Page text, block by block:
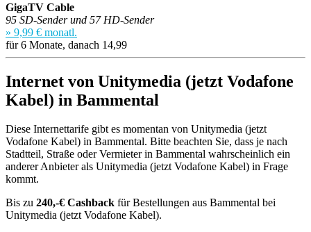
GigaTV Cable
95 SD-Sender und 57 HD-Sender
» 9,99 € monatl.
für 6 Monate, danach 14,99
Internet von Unitymedia (jetzt Vodafone
Kabel) in Bammental
Diese Internettarife gibt es momentan von Unitymedia (jetzt
Vodafone Kabel) in Bammental. Bitte beachten Sie, dass je nach
Stadtteil, Straße oder Vermieter in Bammental wahrscheinlich ein
anderer Anbieter als Unitymedia (jetzt Vodafone Kabel) in Frage
kommt.
Bis zu 240,-€ Cashback für Bestellungen aus Bammental bei
Unitymedia (jetzt Vodafone Kabel).